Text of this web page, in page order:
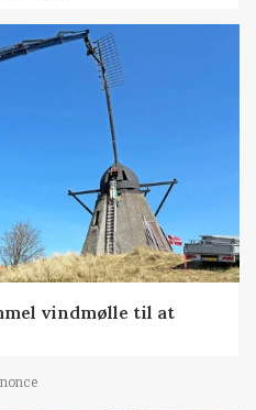
vindmølle til at